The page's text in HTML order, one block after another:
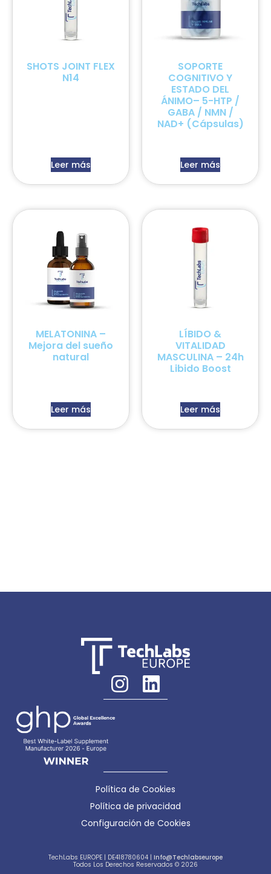
SHOTS JOINT FLEX
N14
Leer más
SOPORTE
COGNITIVO Y
ESTADO DEL
ÁNIMO– 5-HTP /
GABA / NMN /
NAD+ (Cápsulas)
Leer más
MELATONINA –
Mejora del sueño
natural
Leer más
LÍBIDO &
VITALIDAD
MASCULINA – 24h
Libido Boost
Leer más
Política de Cookies
Política de privacidad
Configuración de Cookies
TechLabs EUROPE | DE418780604 | Info@techlabseurope
Todos Los Derechos Reservados © 2026